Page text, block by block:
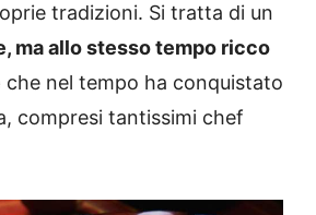
tradizioni. Si tratta di un
ma allo stesso tempo ricco
che nel tempo ha conquistato
compresi tantissimi chef